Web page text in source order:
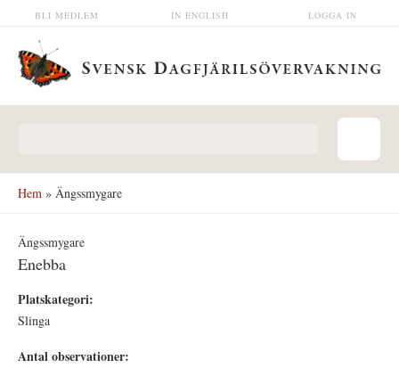
Hoppa till huvudinnehåll LOGGA IN
IN ENGLISH
BLI MEDLEM
Hem » Ängssmygare
Ängssmygare
Enebba
Platskategori:
Slinga
Antal observationer: